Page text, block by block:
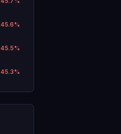
45.6%
45.5%
45.3%